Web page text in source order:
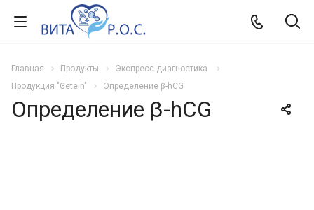
Главная Продукты
Экспресс диагностика
Продукция "Getein"
Определение β-hCG
Определение β-hCG